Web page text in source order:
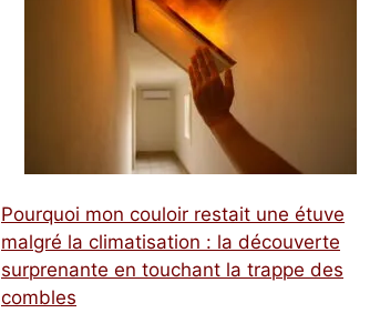
Pourquoi mon couloir restait une étuve
malgré la climatisation : la découverte
surprenante en touchant la trappe des
combles